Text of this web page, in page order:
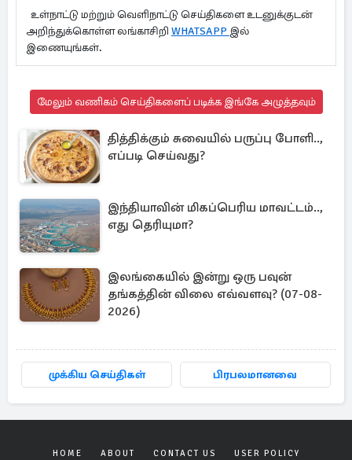
உள்நாட்டு மற்றும் வெளிநாட்டு செய்திகளை உடனுக்குடன்
அறிந்துக்கொள்ள லங்காசிறி WHATSAPP இல்
இணையுங்கள்.
மேலும் வணிகம் செய்திகளைப் படிக்க இங்கே அழுத்தவும்
தித்திக்கும் சுவையில் பருப்பு போளி..,
எப்படி செய்வது?
இந்தியாவின் மிகப்பெரிய மாவட்டம்..,
எது தெரியுமா?
இலங்கையில் இன்று ஒரு பவுன்
தங்கத்தின் விலை எவ்வளவு? (07-08-
2026)
முக்கிய செய்திகள் பிரபலமானவை
HOME ABOUT CONTACT US USER POLICY